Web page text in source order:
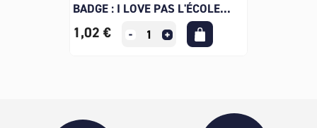
BADGE : I LOVE PAS L'ÉCOLE...
1,02 €